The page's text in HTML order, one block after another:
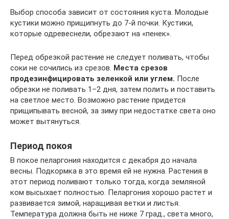
Выбор способа зависит от состояния куста. Молодые
кустики можно прищипнуть до 7-й почки. Кустики,
которые одревеснели, обрезают на «пенек».
Перед обрезкой растение не следует поливать, чтобы
соки не сочились из срезов. Места срезов
продезинфицировать зеленкой или углем. После
обрезки не поливать 1–2 дня, затем полить и поставить
на светлое место. Возможно растение придется
прищипывать весной, за зиму при недостатке света оно
может вытянуться.
Период покоя
В покое пеларгония находится с декабря до начала
весны. Подкормка в это время ей не нужна. Растения в
этот период поливают только тогда, когда земляной
ком высыхает полностью. Пеларгония хорошо растет и
развивается зимой, наращивая ветки и листья.
Температура должна быть не ниже 7 град., света много,